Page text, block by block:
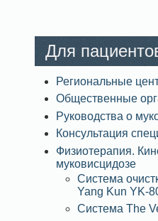
Для
Региональные
Общественные
Руководства о
Консультация
Физиотерапия.
муковисцидозе
Система
Yang Kun YK-
Система The